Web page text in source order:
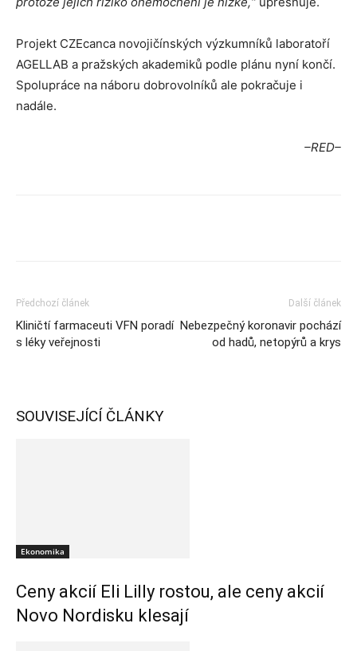
Projekt CZEcanca novojičínských výzkumníků laboratoří
AGELLAB a pražských akademiků podle plánu nyní končí.
Spolupráce na náboru dobrovolníků ale pokračuje i
nadále.
–RED–
Předchozí článek
Kliničtí farmaceuti VFN poradí
s léky veřejnosti
Další článek
Nebezpečný koronavir pochází
od hadů, netopýrů a krys
SOUVISEJÍCÍ ČLÁNKY
Ekonomika
Ceny akcií Eli Lilly rostou, ale ceny akcií
Novo Nordisku klesají